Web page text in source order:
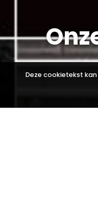
Deze cookietekst